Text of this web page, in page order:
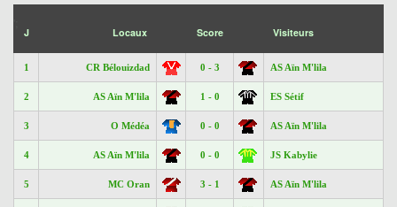
J Locaux Score Visiteurs
1 CR Bélouizdad 0 - 3 AS Aïn M'lila
2 AS Aïn M'lila 1 - 0 ES Sétif
3 O Médéa 0 - 0 AS Aïn M'lila
4 AS Aïn M'lila 0 - 0 JS Kabylie
5 MC Oran 3 - 1 AS Aïn M'lila